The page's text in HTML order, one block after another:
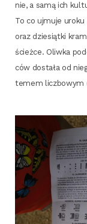
nie, a samą ich
To co ujmu­je
oraz dzie­siąt­ki
ścież­ce. Oliw­ka
ców dosta­ła od
te­mem licz­bo­wym